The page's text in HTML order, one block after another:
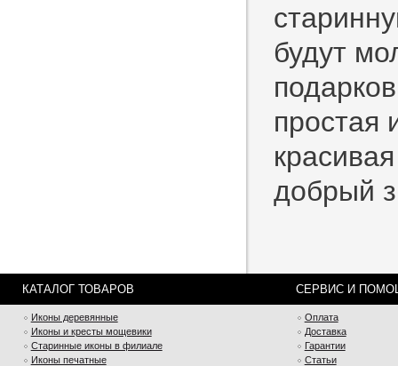
будут
простая
добрый
КАТАЛОГ ТОВАРОВ СЕРВИС И
Иконы деревянные
Иконы и кресты мощевики
Старинные иконы в филиале
Иконы печатные
Оплата
Доставка
Гарантии
Статьи